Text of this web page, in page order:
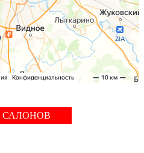
САЛОНОВ